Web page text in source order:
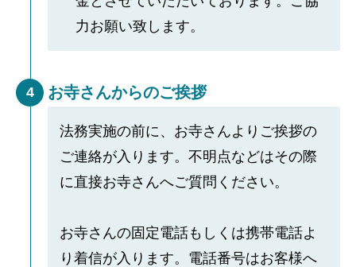
力お願い致します。
4 お寺さんからのご挨拶
法務実施の前に、お寺さんよりご挨拶の
ご連絡が入ります。不明点などはその際
に直接お寺さんへご質問ください。
お寺さんの固定電話もしくは携帯電話よ
り着信が入ります。電話番号はお客様へ